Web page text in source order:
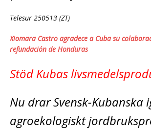
Telesur 250513 (ZT)
Xiomara Castro agradece a Cuba su
refundación de Honduras
Stöd Kubas
Nu drar Svensk-Kubanska
agroekologiskt